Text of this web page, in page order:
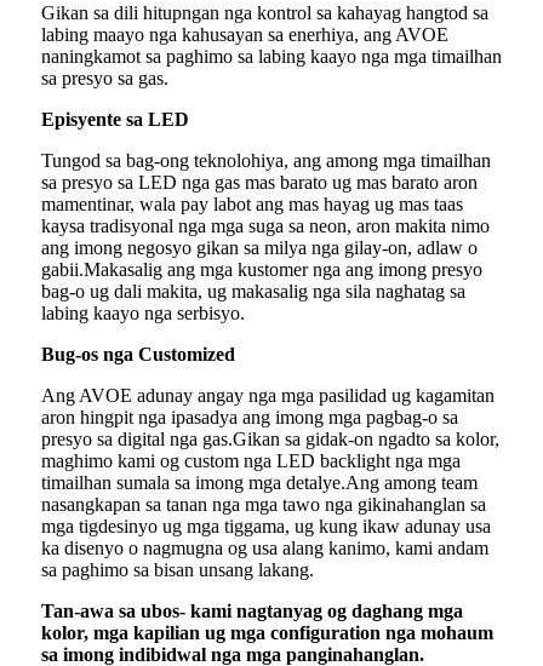
Gikan sa dili hitupngan nga kontrol sa kahayag hangtod sa
labing maayo nga kahusayan sa enerhiya, ang AVOE
naningkamot sa paghimo sa labing kaayo nga mga timailhan
sa presyo sa gas.
Episyente sa LED
Tungod sa bag-ong teknolohiya, ang among mga timailhan
sa presyo sa LED nga gas mas barato ug mas barato aron
mamentinar, wala pay labot ang mas hayag ug mas taas
kaysa tradisyonal nga mga suga sa neon, aron makita nimo
ang imong negosyo gikan sa milya nga gilay-on, adlaw o
gabii.Makasalig ang mga kustomer nga ang imong presyo
bag-o ug dali makita, ug makasalig nga sila naghatag sa
labing kaayo nga serbisyo.
Bug-os nga Customized
Ang AVOE adunay angay nga mga pasilidad ug kagamitan
aron hingpit nga ipasadya ang imong mga pagbag-o sa
presyo sa digital nga gas.Gikan sa gidak-on ngadto sa kolor,
maghimo kami og custom nga LED backlight nga mga
timailhan sumala sa imong mga detalye.Ang among team
nasangkapan sa tanan nga mga tawo nga gikinahanglan sa
mga tigdesinyo ug mga tiggama, ug kung ikaw adunay usa
ka disenyo o nagmugna og usa alang kanimo, kami andam
sa paghimo sa bisan unsang lakang.
Tan-awa sa ubos- kami nagtanyag og daghang mga
kolor, mga kapilian ug mga configuration nga mohaum
sa imong indibidwal nga mga panginahanglan.